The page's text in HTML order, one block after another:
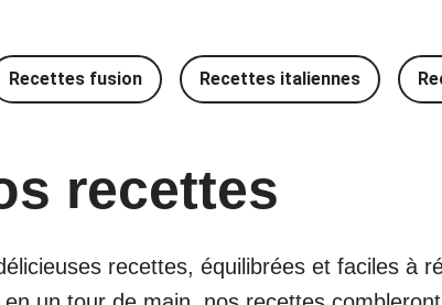
Recettes fusion Recettes italiennes
recettes
recettes, équilibrées et faciles à